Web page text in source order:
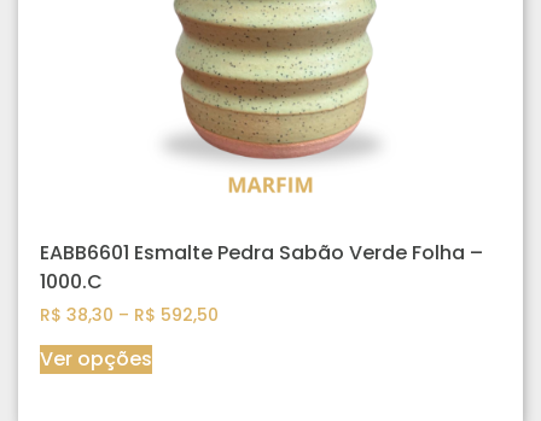
EABB6601 Esmalte Pedra Sabão Verde Folha –
1000.C
R$ 38,30 – R$ 592,50
Ver opções